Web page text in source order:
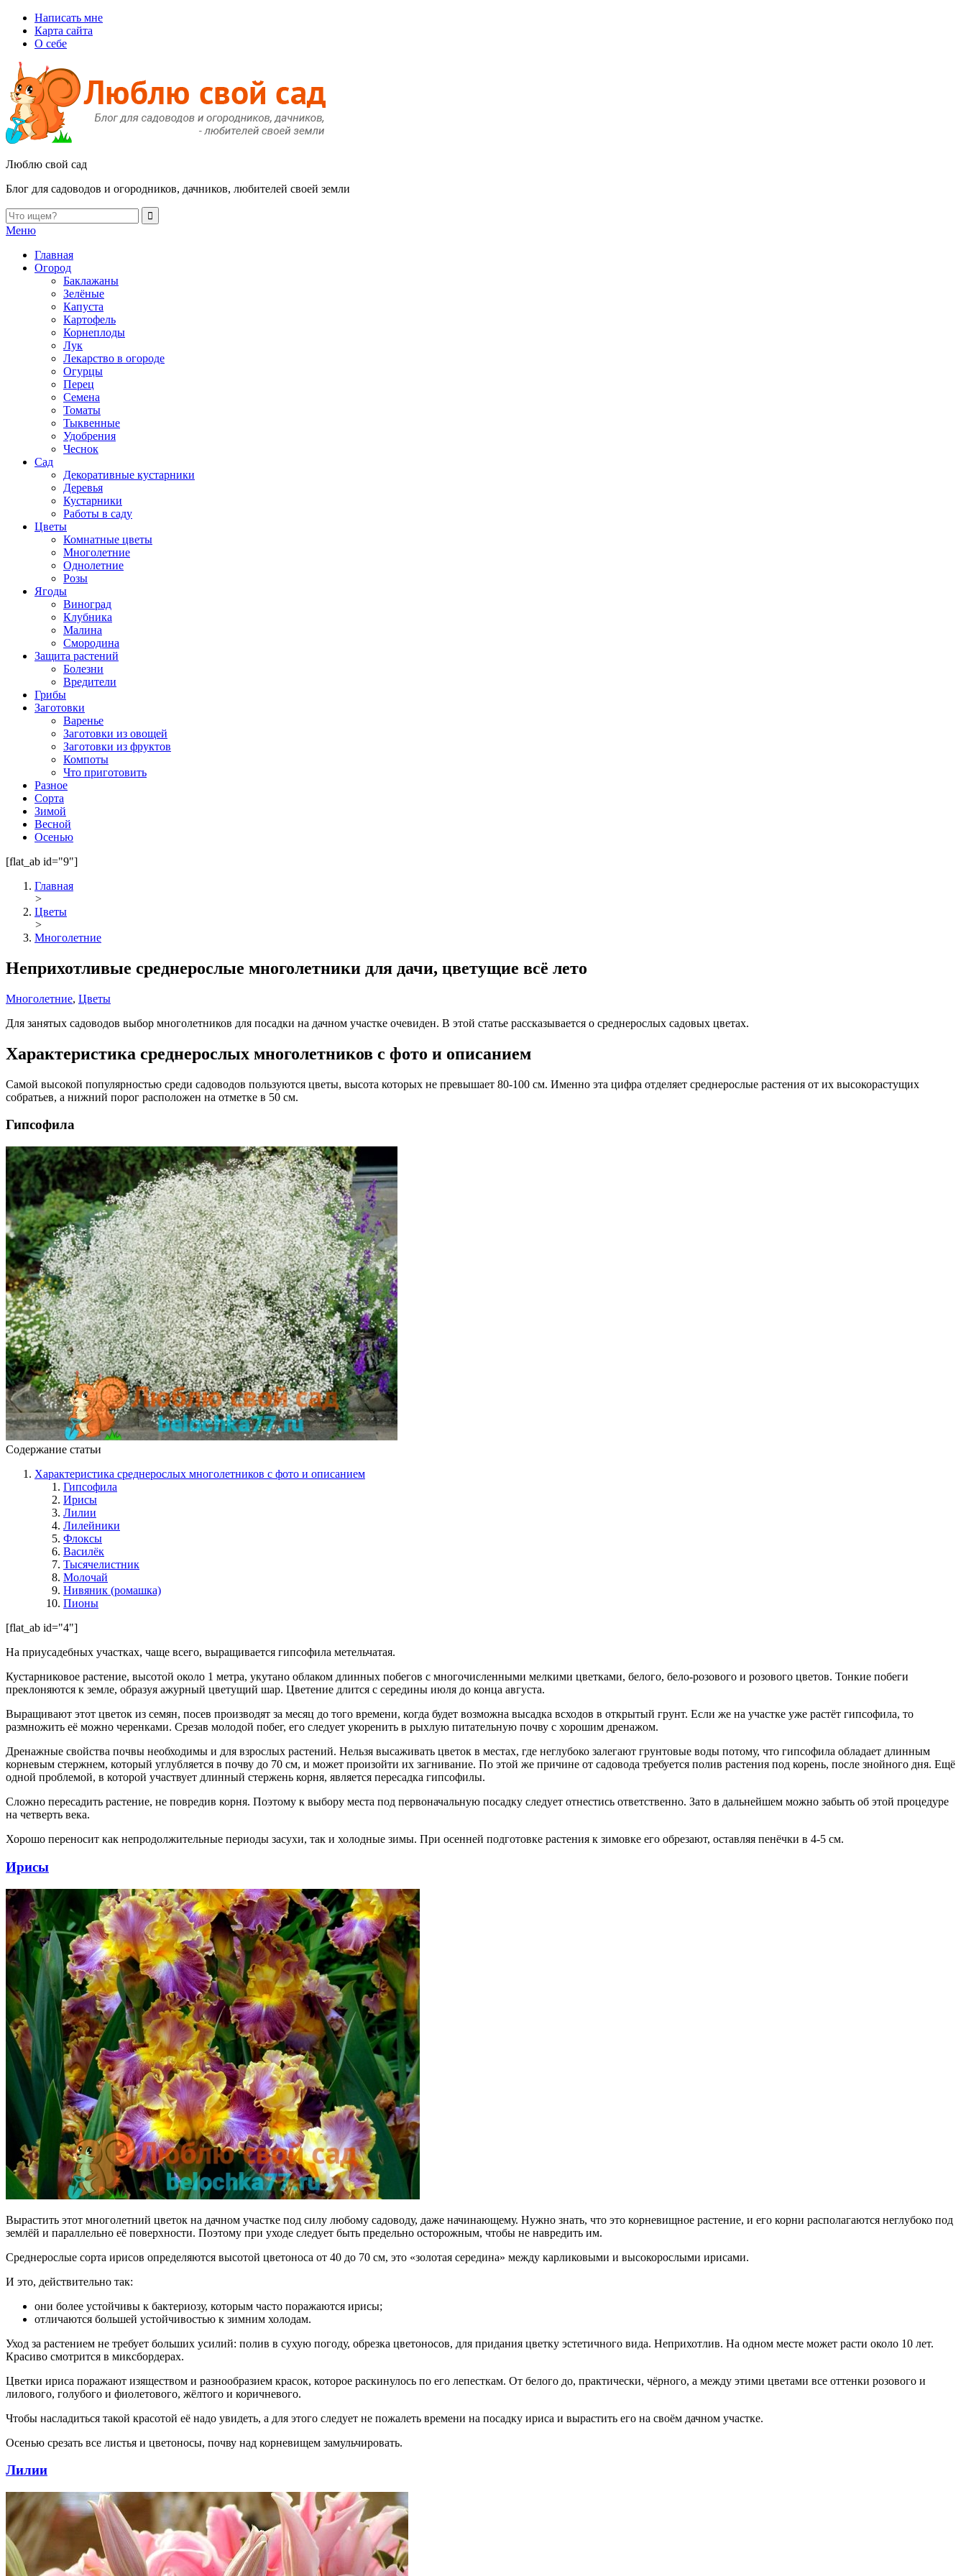
Написать мне
Карта сайта
О себе
Люблю свой сад
Блог для садоводов и огородников, дачников, любителей своей земли
Меню
Главная
Огород
Баклажаны
Зелёные
Капуста
Картофель
Корнеплоды
Лук
Лекарство в огороде
Огурцы
Перец
Семена
Томаты
Тыквенные
Удобрения
Чеснок
Сад
Декоративные кустарники
Деревья
Кустарники
Работы в саду
Цветы
Комнатные цветы
Многолетние
Однолетние
Розы
Ягоды
Виноград
Клубника
Малина
Смородина
Защита растений
Болезни
Вредители
Грибы
Заготовки
Варенье
Заготовки из овощей
Заготовки из фруктов
Компоты
Что приготовить
Разное
Сорта
Зимой
Весной
Осенью
[flat_ab id="9"]
Главная
>
Цветы
>
Многолетние
Неприхотливые среднерослые многолетники для дачи, цветущие всё лето
Многолетние, Цветы
Для занятых садоводов выбор многолетников для посадки на дачном участке очевиден. В этой статье рассказывается о среднерослых садовых цветах.
Характеристика среднерослых многолетников с фото и описанием
Самой высокой популярностью среди садоводов пользуются цветы, высота которых не превышает 80-100 см. Именно эта цифра отделяет среднерослые растения от их высокорастущих
собратьев, а нижний порог расположен на отметке в 50 см.
Гипсофила
Содержание статьи
Характеристика среднерослых многолетников с фото и описанием
Гипсофила
Ирисы
Лилии
Лилейники
Флоксы
Василёк
Тысячелистник
Молочай
Нивяник (ромашка)
Пионы
[flat_ab id="4"]
На приусадебных участках, чаще всего, выращивается гипсофила метельчатая.
Кустарниковое растение, высотой около 1 метра, укутано облаком длинных побегов с многочисленными мелкими цветками, белого, бело-розового и розового цветов. Тонкие побеги
преклоняются к земле, образуя ажурный цветущий шар. Цветение длится с середины июля до конца августа.
Выращивают этот цветок из семян, посев производят за месяц до того времени, когда будет возможна высадка всходов в открытый грунт. Если же на участке уже растёт гипсофила, то
размножить её можно черенками. Срезав молодой побег, его следует укоренить в рыхлую питательную почву с хорошим дренажом.
Дренажные свойства почвы необходимы и для взрослых растений. Нельзя высаживать цветок в местах, где неглубоко залегают грунтовые воды потому, что гипсофила обладает длинным
корневым стержнем, который углубляется в почву до 70 см, и может произойти их загнивание. По этой же причине от садовода требуется полив растения под корень, после знойного дня. Ещё
одной проблемой, в которой участвует длинный стержень корня, является пересадка гипсофилы.
Сложно пересадить растение, не повредив корня. Поэтому к выбору места под первоначальную посадку следует отнестись ответственно. Зато в дальнейшем можно забыть об этой процедуре
на четверть века.
Хорошо переносит как непродолжительные периоды засухи, так и холодные зимы. При осенней подготовке растения к зимовке его обрезают, оставляя пенёчки в 4-5 см.
Ирисы
Вырастить этот многолетний цветок на дачном участке под силу любому садоводу, даже начинающему. Нужно знать, что это корневищное растение, и его корни располагаются неглубоко под
землёй и параллельно её поверхности. Поэтому при уходе следует быть предельно осторожным, чтобы не навредить им.
Среднерослые сорта ирисов определяются высотой цветоноса от 40 до 70 см, это «золотая середина» между карликовыми и высокорослыми ирисами.
И это, действительно так:
они более устойчивы к бактериозу, которым часто поражаются ирисы;
отличаются большей устойчивостью к зимним холодам.
Уход за растением не требует больших усилий: полив в сухую погоду, обрезка цветоносов, для придания цветку эстетичного вида. Неприхотлив. На одном месте может расти около 10 лет.
Красиво смотрится в миксбордерах.
Цветки ириса поражают изяществом и разнообразием красок, которое раскинулось по его лепесткам. От белого до, практически, чёрного, а между этими цветами все оттенки розового и
лилового, голубого и фиолетового, жёлтого и коричневого.
Чтобы насладиться такой красотой её надо увидеть, а для этого следует не пожалеть времени на посадку ириса и вырастить его на своём дачном участке.
Осенью срезать все листья и цветоносы, почву над корневищем замульчировать.
Лилии